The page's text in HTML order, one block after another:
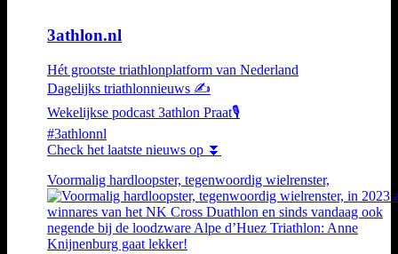
3athlon.nl
Hét grootste triathlonplatform van Nederland
Dagelijks triathlonnieuws ✍️
Wekelijkse podcast 3athlon Praat🎙️
#3athlonnl
Check het laatste nieuws op ⏬
Voormalig hardloopster, tegenwoordig wielrenster,